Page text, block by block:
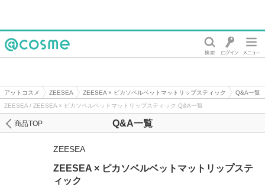
アットコスメ ZEESEA ZEESEA × ピカソベルベットマットリップスティック
Q&A一覧
ZEESEA / ZEESEA × ピカソベルベットマットリップスティック Q&A一覧
Q&A一覧
商品TOP
ZEESEA
ZEESEA × ピカソベルベットマットリップステ
ィック